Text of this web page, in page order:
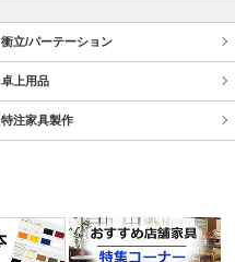
衝立/パーテーション
卓上用品
特注家具製作